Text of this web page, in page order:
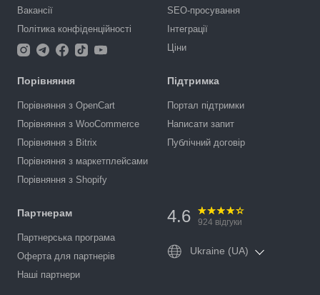
Вакансії
Політика конфіденційності
SEO-просування
Інтеграції
Ціни
Порівняння
Порівняння з OpenCart
Порівняння з WooCommerce
Порівняння з Bitrix
Порівняння з маркетплейсами
Порівняння з Shopify
Підтримка
Портал підтримки
Написати запит
Публічний договір
Партнерам
Партнерська програма
Оферта для партнерів
Наші партнери
4.6 924 відгуки
Ukraine (UA)